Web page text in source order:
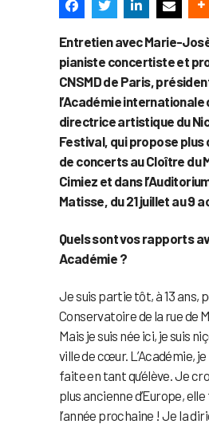
Entretien avec Marie-
pianiste concertiste et
CNSMD de Paris,
l’Académie internationale
directrice artistique du
Festival, qui propose plus
de concerts au Cloître du
Cimiez et dans
Matisse, du 21 juillet au 9
Quels sont vos rapports
Académie ?
Je suis partie tôt, à 13 ans,
Conservatoire de la rue de
Mais je suis née ici, je suis
ville de cœur. L’Académie, je
faite en tant qu’élève. Je
plus ancienne d’Europe,
l’année prochaine ! Je la